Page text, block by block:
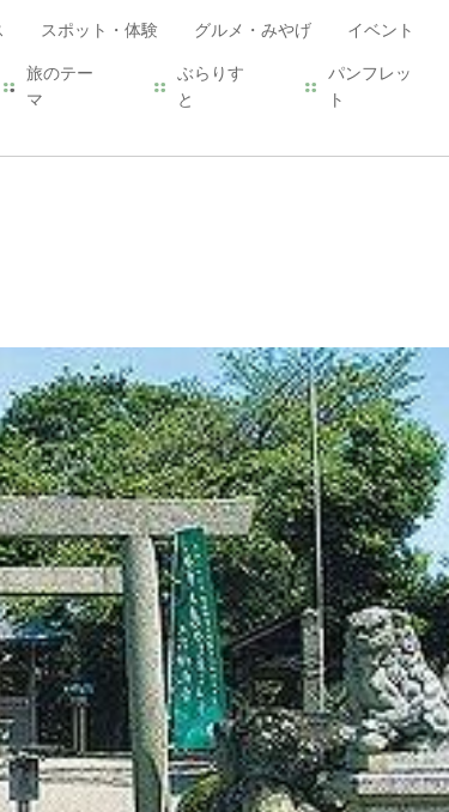
スポット・体験 グルメ・みやげ イベント
旅のテー
マ
ぶらりす
と
パンフレッ
ト